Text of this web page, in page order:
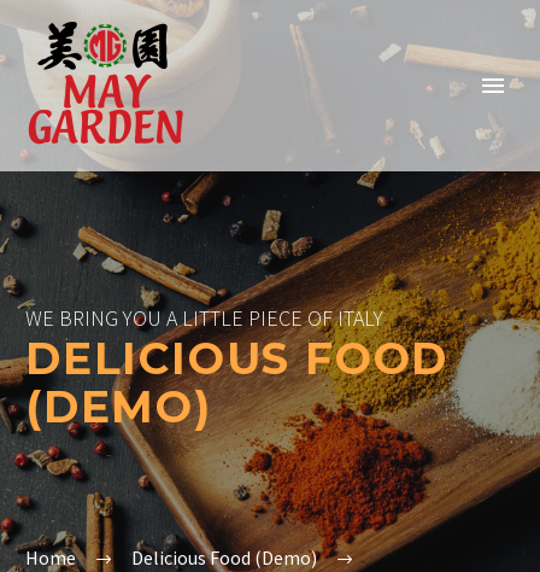
WE BRING YOU A LITTLE PIECE OF ITALY
DELICIOUS FOOD
(DEMO)
Home
Delicious Food (Demo)